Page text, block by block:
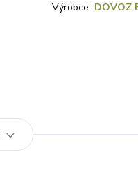
Výrobce: DOVOZ